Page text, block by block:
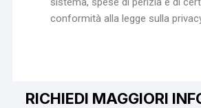
conformità alla legge sulla
RICHIEDI MAGGIORI